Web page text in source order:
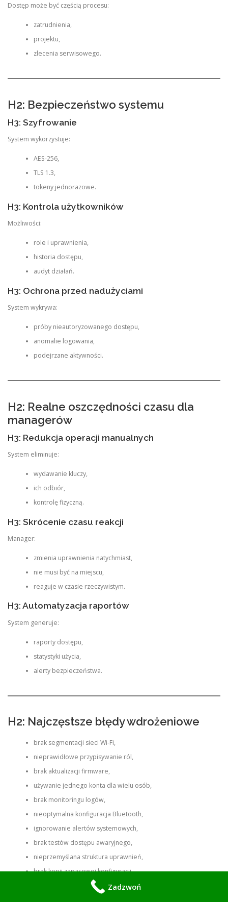
Dostęp może być częścią procesu:
zatrudnienia,
projektu,
zlecenia serwisowego.
H2: Bezpieczeństwo systemu
H3: Szyfrowanie
System wykorzystuje:
AES-256,
TLS 1.3,
tokeny jednorazowe.
H3: Kontrola użytkowników
Możliwości:
role i uprawnienia,
historia dostępu,
audyt działań.
H3: Ochrona przed nadużyciami
System wykrywa:
próby nieautoryzowanego dostępu,
anomalie logowania,
podejrzane aktywności.
H2: Realne oszczędności czasu dla
managerów
H3: Redukcja operacji manualnych
System eliminuje:
wydawanie kluczy,
ich odbiór,
kontrolę fizyczną.
H3: Skrócenie czasu reakcji
Manager:
zmienia uprawnienia natychmiast,
nie musi być na miejscu,
reaguje w czasie rzeczywistym.
H3: Automatyzacja raportów
System generuje:
raporty dostępu,
statystyki użycia,
alerty bezpieczeństwa.
H2: Najczęstsze błędy wdrożeniowe
brak segmentacji sieci Wi-Fi,
nieprawidłowe przypisywanie ról,
brak aktualizacji firmware,
używanie jednego konta dla wielu osób,
brak monitoringu logów,
nieoptymalna konfiguracja Bluetooth,
ignorowanie alertów systemowych,
brak testów dostępu awaryjnego,
nieprzemyślana struktura uprawnień,
brak kopii zapasowej konfiguracji.
Zadzwoń